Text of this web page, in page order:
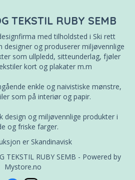
TEKSTIL RUBY SEMB
med tilholdsted i Ski rett
og produserer miljøvennlige
som ullpledd, sitteunderlag, fjøler
kort og plakater m.m
enkle og naivistiske mønstre,
som på interiør og papir.
design og miljøvennlige produkter i
og friske farger.
er Skandinavisk
TEKSTIL RUBY SEMB - Powered by
Mystore.no